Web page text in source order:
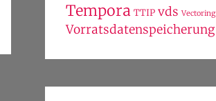
Tempora TTIP vds Vectoring
Vorratsdatenspeicherung